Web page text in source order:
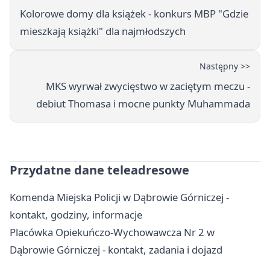
Kolorowe domy dla książek - konkurs MBP "Gdzie
mieszkają książki" dla najmłodszych
Następny >>
MKS wyrwał zwycięstwo w zaciętym meczu -
debiut Thomasa i mocne punkty Muhammada
Przydatne dane teleadresowe
Komenda Miejska Policji w Dąbrowie Górniczej -
kontakt, godziny, informacje
Placówka Opiekuńczo-Wychowawcza Nr 2 w
Dąbrowie Górniczej - kontakt, zadania i dojazd